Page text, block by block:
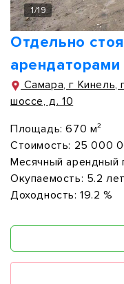
1/19
Отдельно
Самара, г Кинель,
шоссе, д. 10
Площадь: 670 м²
Стоимость: 25 000
Месячный арендный
Окупаемость: 5.2 лет
Доходность: 19.2 %